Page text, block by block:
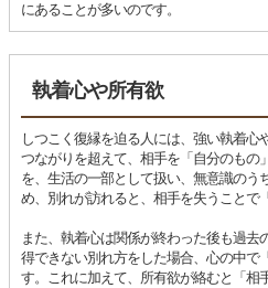
にあることが多いのです。
執着心や所有欲
しつこく復縁を迫る人には、強い執着
つながりを超えて、相手を「自分のもの
を、生活の一部として扱い、無意識の
め、別れが訪れると、相手を失うことで
また、執着心は関係が終わった後も過
得できない別れ方をした場合、心の中で
す。これに加えて、所有欲が絡むと「相